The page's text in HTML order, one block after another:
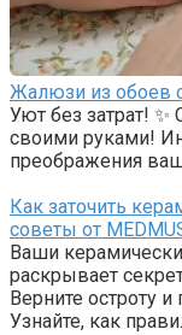
Жалюзи из обоев
Уют без затрат!
своими руками!
преображения
Как заточить
советы от
Ваши
раскрывает
Верните остроту
Узнайте, как